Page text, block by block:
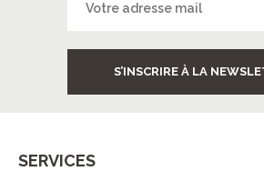
S’INSCRIRE À LA
SERVICES